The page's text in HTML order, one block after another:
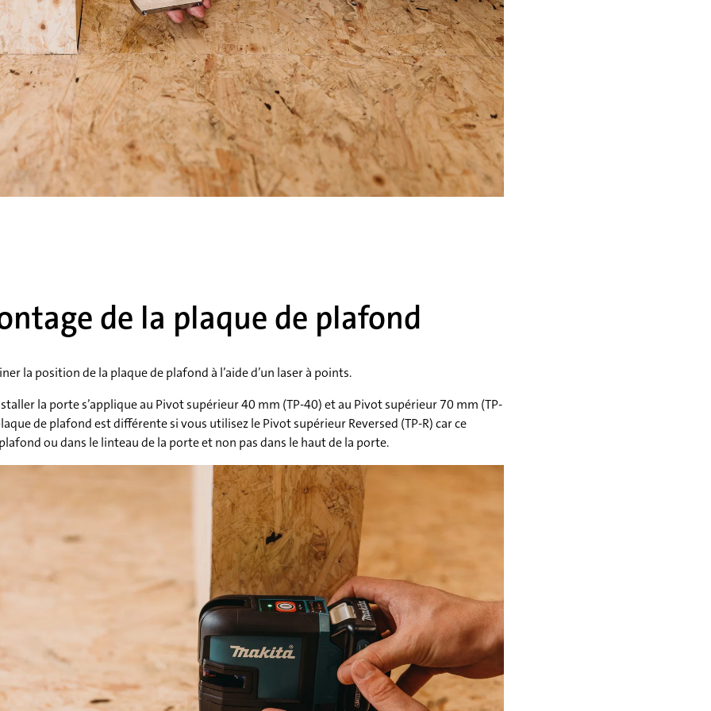
de la plaque de plafond
la position de la plaque de plafond à l’aide d’un laser à points.
la porte s’applique au Pivot supérieur 40 mm (TP-40) et au Pivot supérieur 70 mm (TP-
de plafond est différente si vous utilisez le Pivot supérieur Reversed (TP-R) car ce
ou dans le linteau de la porte et non pas dans le haut de la porte.